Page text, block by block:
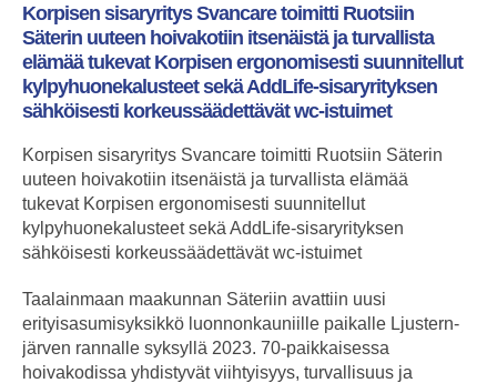
Korpisen sisaryritys Svancare toimitti Ruotsiin
Säterin uuteen hoivakotiin itsenäistä ja turvallista
elämää tukevat Korpisen ergonomisesti suunnitellut
kylpyhuonekalusteet sekä AddLife-sisaryrityksen
sähköisesti korkeussäädettävät wc-istuimet
Korpisen sisaryritys Svancare toimitti Ruotsiin Säterin
uuteen hoivakotiin itsenäistä ja turvallista elämää
tukevat Korpisen ergonomisesti suunnitellut
kylpyhuonekalusteet sekä AddLife-sisaryrityksen
sähköisesti korkeussäädettävät wc-istuimet
Taalainmaan maakunnan Säteriin avattiin uusi
erityisasumisyksikkö luonnonkauniille paikalle Ljustern-
järven rannalle syksyllä 2023. 70-paikkaisessa
hoivakodissa yhdistyvät viihtyisyys, turvallisuus ja